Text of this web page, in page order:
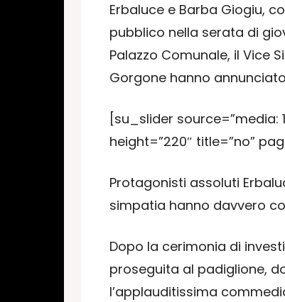
Erbaluce e Barba Giogiu,
pubblico nella serata di
Palazzo Comunale, il Vice
Gorgone hanno
[su_slider source=”media:
height=”220″ title=”no”
Protagonisti assoluti
simpatia hanno davvero
Dopo la cerimonia di
proseguita al padiglione,
l’applauditissima